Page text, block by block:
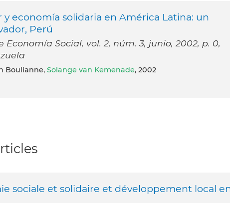
economía solidaria en América Latina: un
Perú
Social, vol. 2, núm. 3, junio, 2002, p. 0,
Boulianne, Solange van Kemenade, 2002
sociale et solidaire et développement local